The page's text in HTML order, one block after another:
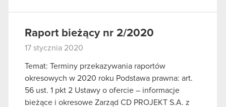
Raport bieżący nr 2/2020
17 stycznia 2020
Temat: Terminy przekazywania raportów
okresowych w 2020 roku Podstawa prawna: art.
56 ust. 1 pkt 2 Ustawy o ofercie – informacje
bieżące i okresowe Zarząd CD PROJEKT S.A. z